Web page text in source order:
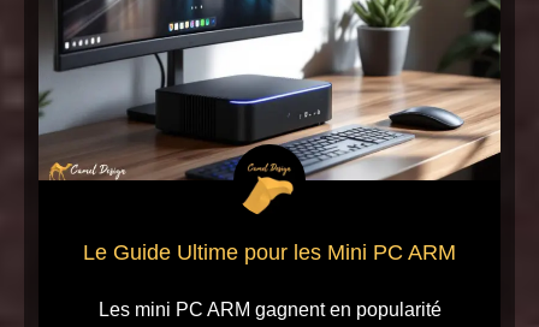
Le Guide Ultime pour les Mini PC ARM
Les mini PC ARM gagnent en popularité